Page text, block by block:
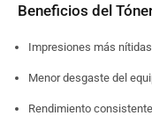
Beneficios del
Impresiones más
Menor desgaste del
Rendimiento